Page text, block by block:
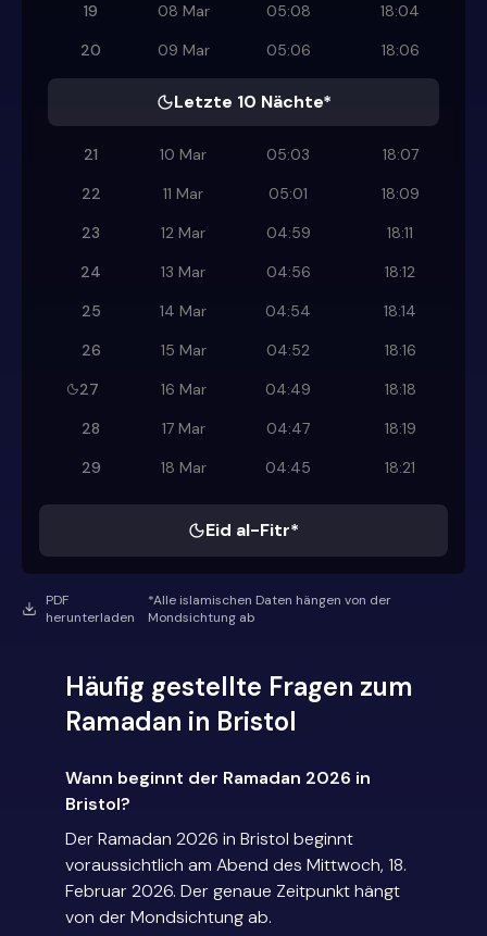
19
08 Mar 05:08
18:04
20
09 Mar 05:06 18:06
Letzte 10 Nächte*
21 10 Mar 05:03
18:07
22
11 Mar 05:01
18:09
23
12 Mar 04:59
18:11
24
13 Mar 04:56
18:12
25
14 Mar 04:54
18:14
26
15 Mar 04:52
18:16
27
16 Mar 04:49
18:18
28
17 Mar 04:47
18:19
29
18 Mar 04:45 18:21
Eid al-Fitr*
PDF
herunterladen
*Alle islamischen Daten hängen von der
Mondsichtung ab
Häufig gestellte Fragen zum
Ramadan in Bristol
Wann beginnt der Ramadan 2026 in
Bristol?
Der Ramadan 2026 in Bristol beginnt
voraussichtlich am Abend des Mittwoch, 18.
Februar 2026. Der genaue Zeitpunkt hängt
von der Mondsichtung ab.